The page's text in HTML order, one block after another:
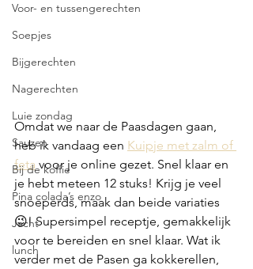
Voor- en tussengerechten
Soepjes
Bijgerechten
Nagerechten
Luie zondag
Sauzen
Bij de koffie
Pina colada’s enzo
Jacht
lunch
Omdat we naar de Paasdagen gaan,
heb ik vandaag een Kuipje met zalm of
feta voor je online gezet. Snel klaar en
je hebt meteen 12 stuks! Krijg je veel
snoeperds, maak dan beide variaties
😉! Supersimpel receptje, gemakkelijk
voor te bereiden en snel klaar. Wat ik
verder met de Pasen ga kokkerellen,